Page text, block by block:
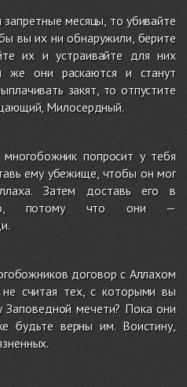
месяцы, то убивайте
вы их ни обнаружили, берите
их и устраивайте для них
же они раскаются и станут
закят, то отпустите
Милосердный.
попросит у тебя
ему убежище, чтобы он мог
Затем доставь его в
потому что они —
договор с Аллахом
считая тех, с которыми вы
Заповедной мечети? Пока они
будьте верны им. Воистину,